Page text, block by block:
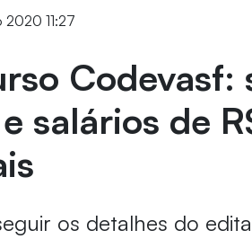
2020 11:27
Codevasf:
salários de
os detalhes do